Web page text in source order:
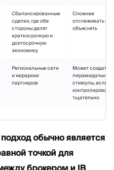
Сбалансированные
сделки, где обе
стороны делят
краткосрочную и
долгосрочную
экономику
Сложнее
отслеживать и
объяснять
Региональные сети
и иерархии
партнеров
Может создать
пирамидальные
стимулы, если не
контролировать
тщательно
обычно является
точкой для